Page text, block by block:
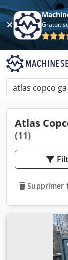
Gratuit
Atlas
(11)
Supprimer